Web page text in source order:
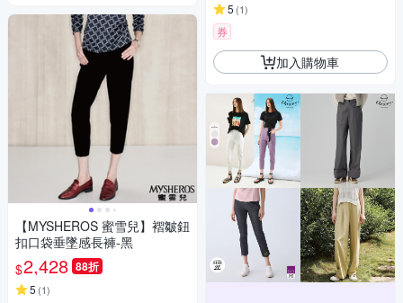
【MYSHEROS 蜜雪兒】褶皺鈕
扣口袋垂墜感長褲-黑
$2,428 88折
5 (1)
5 (1)
券
加入購物車